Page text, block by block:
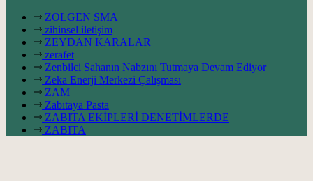
ZOLGEN SMA
zihinsel iletişim
ZEYDAN KARALAR
zerafet
Zenbilci Sahanın Nabzını Tutmaya Devam Ediyor
Zeka Enerji Merkezi Çalışması
ZAM
Zabıtaya Pasta
ZABITA EKİPLERİ DENETİMLERDE
ZABITA